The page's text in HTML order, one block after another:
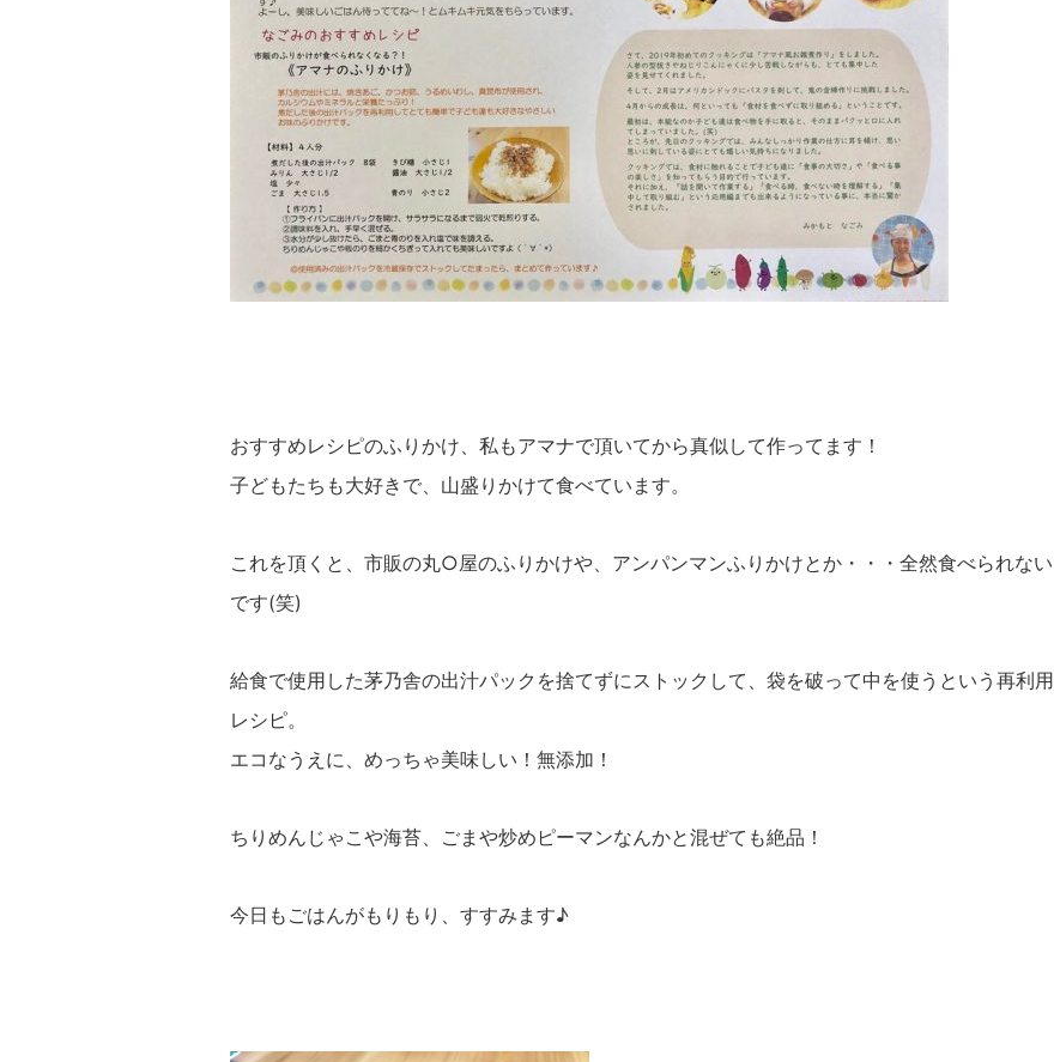
おすすめレシピのふりかけ、私もアマナで頂いてから真似して作ってます！
子どもたちも大好きで、山盛りかけて食べています。
これを頂くと、市販の丸○屋のふりかけや、アンパンマンふりかけとか・・・全然食べられない
です(笑)
給食で使用した茅乃舎の出汁パックを捨てずにストックして、袋を破って中を使うという再利用
レシピ。
エコなうえに、めっちゃ美味しい！無添加！
ちりめんじゃこや海苔、ごまや炒めピーマンなんかと混ぜても絶品！
今日もごはんがもりもり、すすみます♪